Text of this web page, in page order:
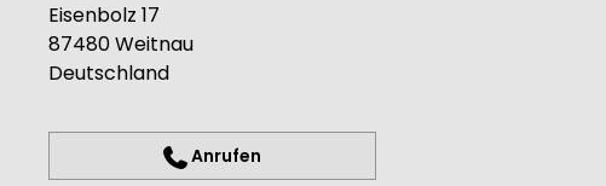
Eisenbolz 17
87480Weitnau
Deutschland
Anrufen